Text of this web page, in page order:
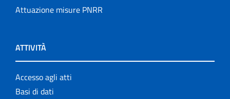
Attuazione misure PNRR
ATTIVITÀ
Accesso agli atti
Basi di dati